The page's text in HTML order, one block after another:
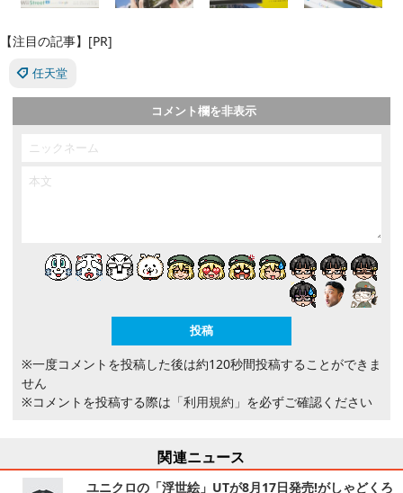
【注目の記事】[PR]
任天堂
コメント欄を非表示
※一度コメントを投稿した後は約120秒間投稿することができま
せん
※コメントを投稿する際は 「利用規約」 を必ずご確認ください
関連ニュース
ユニクロの「浮世絵」UTが8月17日発売!がしゃどくろ